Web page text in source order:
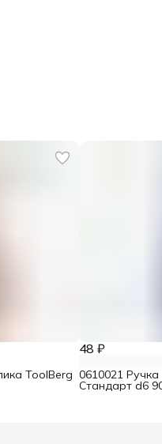
ToolBerg
48 ₽
0610021
Стандарт d6